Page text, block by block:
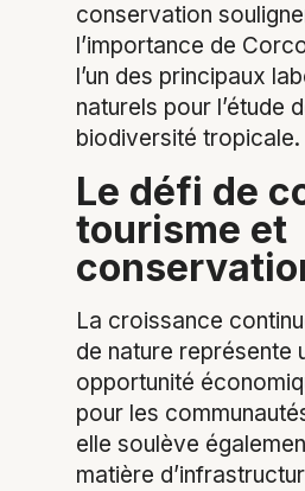
conservation
l’importance de
l’un des principaux
naturels pour l’étude
biodiversité tropicale.
Le défi de
tourisme et
La croissance
de nature représente
opportunité
pour les
elle soulève
matière